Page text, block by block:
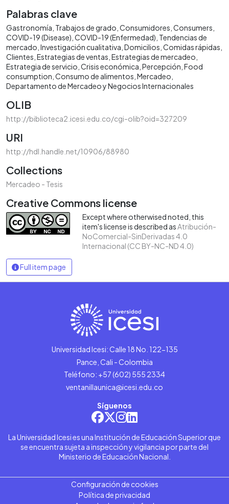
Palabras clave
Gastronomía Trabajos de grado Consumidores Consumers
COVID-19 (Disease) COVID-19 (Enfermedad) Tendencias de
mercado Investigación cualitativa Domicilios Comidas rápidas
Clientes Estrategias de ventas Estrategias de mercadeo
Estrategia de servicio Crisis económica Percepción Food
consumption Consumo de alimentos Mercadeo
Departamento de Mercadeo y Negocios Internacionales
OLIB
http://biblioteca2.icesi.edu.co/cgi-olib?oid=327209
URI
http://hdl.handle.net/10906/88980
Collections
Mercadeo - Tesis
Creative Commons license
Except where otherwised noted, this
item's license is described asAtribución-
NoComercial-SinDerivadas 4.0
Internacional (CC BY-NC-ND 4.0)
Full item page
Universidad Icesi: Calle 18 No. 122-135
Pance, Cali - Colombia
Teléfono: +57 (602) 555 2334
ventanillaunica@icesi.edu.co
Síguenos
La Universidad Icesi es una Institución de Educación Superior que
se encuentra sujeta a inspección y vigilancia por parte del
Ministerio de Educación Nacional.
Configuración de cookies
Política de privacidad